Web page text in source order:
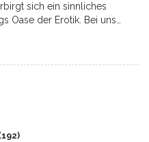
sich ein sinnliches
Oase der Erotik. Bei uns
und ich kann euch